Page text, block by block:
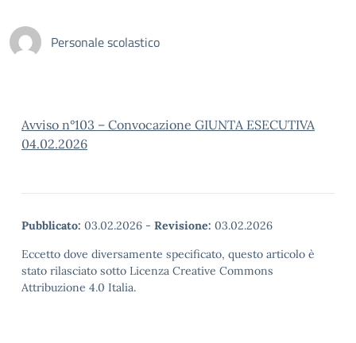
Personale scolastico
Avviso n°103 – Convocazione GIUNTA ESECUTIVA
04.02.2026
Pubblicato: 03.02.2026 - Revisione: 03.02.2026
Eccetto dove diversamente specificato, questo articolo è
stato rilasciato sotto Licenza Creative Commons
Attribuzione 4.0 Italia.